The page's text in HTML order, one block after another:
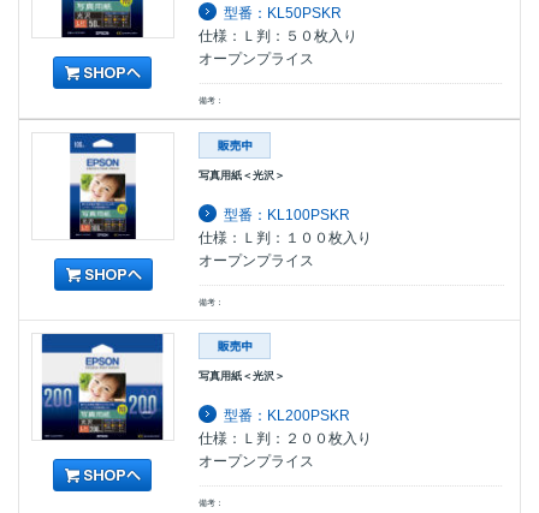
型番：KL50PSKR
仕様：Ｌ判：５０枚入り
オープンプライス
備考：
写真用紙＜光沢＞
型番：KL100PSKR
仕様：Ｌ判：１００枚入り
オープンプライス
備考：
写真用紙＜光沢＞
型番：KL200PSKR
仕様：Ｌ判：２００枚入り
オープンプライス
備考：